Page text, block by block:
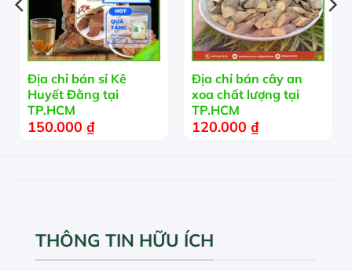
Địa chỉ bán sỉ Kê
Huyết Đằng tại
TP.HCM
150.000 ₫
Địa chỉ bán cây an
xoa chất lượng tại
TP.HCM
120.000 ₫
THÔNG TIN HỮU ÍCH